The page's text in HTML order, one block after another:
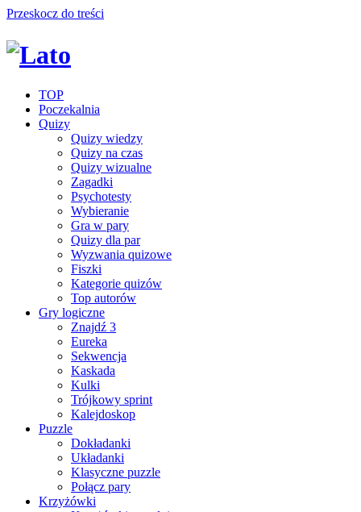
Przeskocz do treści
TOP
Poczekalnia
Quizy
Quizy wiedzy
Quizy na czas
Quizy wizualne
Zagadki
Psychotesty
Wybieranie
Gra w pary
Quizy dla par
Wyzwania quizowe
Fiszki
Kategorie quizów
Top autorów
Gry logiczne
Znajdź 3
Eureka
Sekwencja
Kaskada
Kulki
Trójkowy sprint
Kalejdoskop
Puzzle
Dokładanki
Układanki
Klasyczne puzzle
Połącz pary
Krzyżówki